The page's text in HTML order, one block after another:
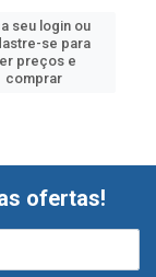
seu login ou
se para
preços e
comprar
ofertas!